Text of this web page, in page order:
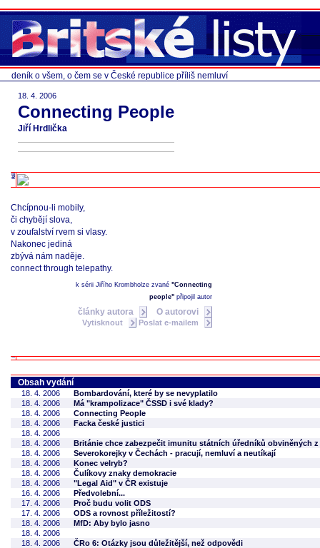
deník o všem, o čem se v České republice příliš nemluví
18. 4. 2006
Connecting People
Jiří Hrdlička
Chcípnou-li mobily,
či chybějí slova,
v zoufalství rvem si vlasy.
Nakonec jediná
zbývá nám naděje.
connect through telepathy.
k sérii Jiřího Krombholze zvané "Connecting
people" připojil autor
články autora O autorovi
Vytisknout Poslat e-mailem
Obsah vydání
18. 4. 2006
Bombardování, které by se nevyplatilo
18. 4. 2006
Má "krampolizace" ČSSD i své klady?
18. 4. 2006
Connecting People
18. 4. 2006
Facka české justici
18. 4. 2006
18. 4. 2006
Británie chce zabezpečit imunitu státních úředníků obviněných
18. 4. 2006
Severokorejky v Čechách - pracují, nemluví a neutíkají
18. 4. 2006
Konec velryb?
18. 4. 2006
Čulíkovy znaky demokracie
18. 4. 2006
"Legal Aid" v ČR existuje
16. 4. 2006
Předvolební...
17. 4. 2006
Proč budu volit ODS
17. 4. 2006
ODS a rovnost příležitostí?
18. 4. 2006
MfD: Aby bylo jasno
18. 4. 2006
18. 4. 2006
ČRo 6: Otázky jsou důležitější, než odpovědi